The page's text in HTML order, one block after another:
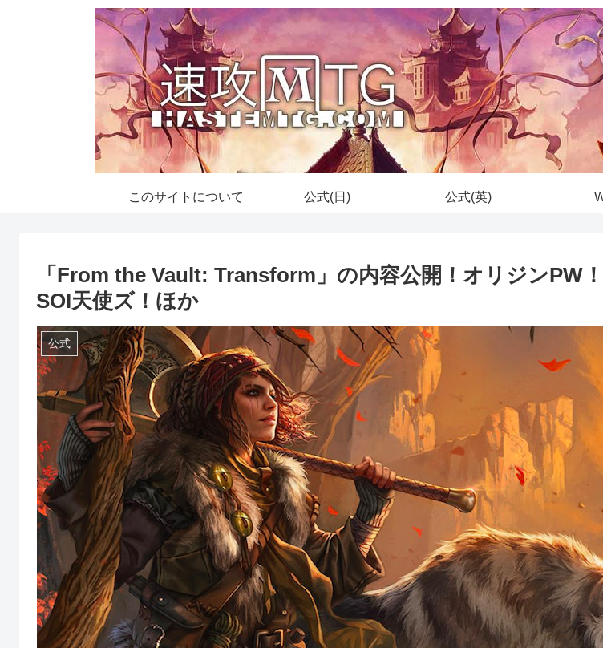
このサイトについて 公式(日) 公式(英)
「From the Vault: Transform」の内容公開！オリジンPW
SOI天使ズ！ほか
公式